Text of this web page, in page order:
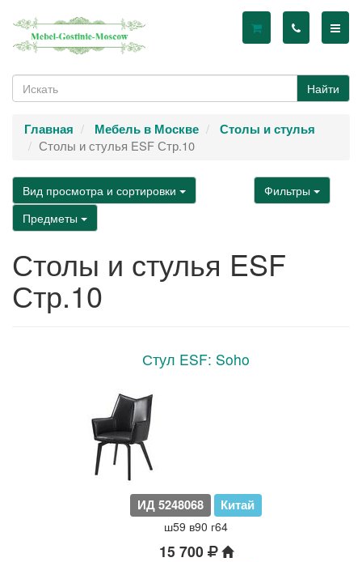
Найти
Главная Мебель в Москве
Столы и стулья
Столы и стулья ESF Стр.10
Вид просмотра и сортировки
Фильтры
Предметы
Столы и стулья ESF
Стр.10
Стул ESF: Soho
ИД 5248068 Китай
ш59 в90 г64
15 700